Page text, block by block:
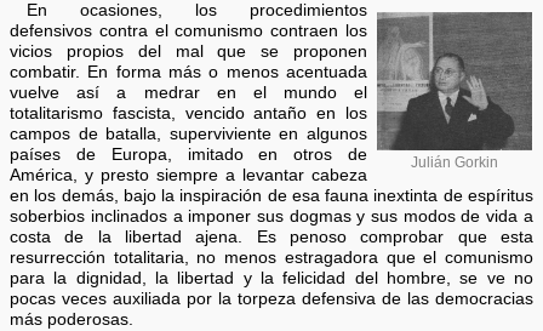
Julián Gorkin
En ocasiones, los procedimientos
defensivos contra el comunismo contraen los
vicios propios del mal que se proponen
combatir. En forma más o menos acentuada
vuelve así a medrar en el mundo el
totalitarismo fascista, vencido antaño en los
campos de batalla, superviviente en algunos
países de Europa, imitado en otros de
América, y presto siempre a levantar cabeza
en los demás, bajo la inspiración de esa fauna inextinta de espíritus
soberbios inclinados a imponer sus dogmas y sus modos de vida a
costa de la libertad ajena. Es penoso comprobar que esta
resurrección totalitaria, no menos estragadora que el comunismo
para la dignidad, la libertad y la felicidad del hombre, se ve no
pocas veces auxiliada por la torpeza defensiva de las democracias
más poderosas.